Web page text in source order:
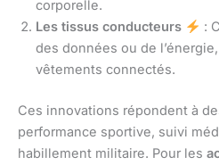
corporelle.
Les tissus conducteurs
:
des données ou de
vêtements connectés.
Ces innovations répondent à
performance sportive, suivi
habillement militaire. Pour les